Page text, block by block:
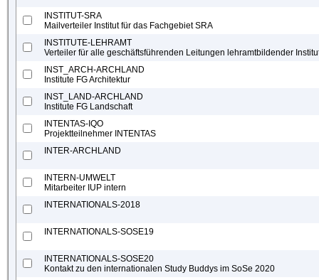
INSTITUT-SRA
Mailverteiler Institut für das Fachgebiet SRA
INSTITUTE-LEHRAMT
Verteiler für alle geschäftsführenden Leitungen lehramtbildender
INST_ARCH-ARCHLAND
Institute FG Architektur
INST_LAND-ARCHLAND
Institute FG Landschaft
INTENTAS-IQO
Projektteilnehmer INTENTAS
INTER-ARCHLAND
INTERN-UMWELT
Mitarbeiter IUP intern
INTERNATIONALS-2018
INTERNATIONALS-SOSE19
INTERNATIONALS-SOSE20
Kontakt zu den internationalen Study Buddys im SoSe 2020